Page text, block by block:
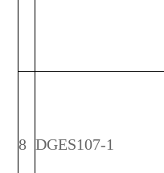
8 DGES107-1